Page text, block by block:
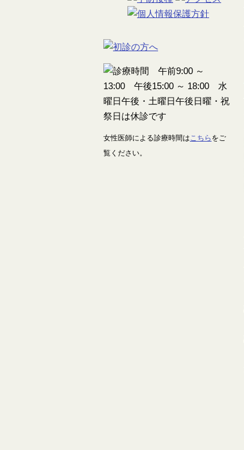
女性医師による診療時間はこちら をご
覧ください。